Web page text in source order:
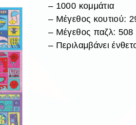
– 1000 κομμάτια
– Μέγεθος κουτιού:
– Μέγεθος παζλ: 508
– Περιλαμβάνει